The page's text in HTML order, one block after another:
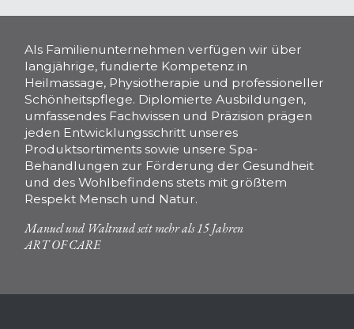
HALTUNG,
ENGAGIERT IM
HANDELN,
MIT HINGABE
FÜR IHR
WOHLBEFINDEN.
Als Familienunternehmen verfügen wir über
langjährige, fundierte Kompetenz in
Heilmassage, Physiotherapie und professioneller
Schönheitspflege. Diplomierte Ausbildungen,
umfassendes Fachwissen und Präzision prägen
jeden Entwicklungsschritt unseres
Produktsortiments sowie unsere Spa-
Behandlungen zur Förderung der Gesundheit
und des Wohlbefindens stets mit größtem
Respekt Mensch und Natur.
Manuel und Waltraud seit mehr als 15 Jahren
ART OF CARE